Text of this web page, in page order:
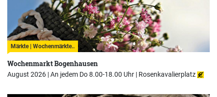
Märkte | Wochenmärkte..
Wochenmarkt Bogenhausen
August 2026 | An jedem Do 8.00-18.00 Uhr | Rosenkavalierplatz